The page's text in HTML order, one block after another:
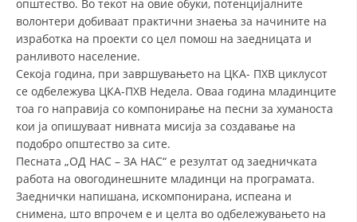
ПОСТЕРИ
ПРЕЗЕНТАЦИИ
општество. Во текот на овие обуки, потенцијалните
волонтери добиваат практични знаења за начините на
изработка на проекти со цел помош на заедницата и
ранливото население.
Секоја година, при завршувањето на ЦКА- ПХВ циклусот
се одбележува ЦКА-ПХВ Недела. Оваа година младинците
тоа го направија со компонирање на песни за хуманоста
кои ја опишуваат нивната мисија за создавање на
подобро општество за сите.
Песната „ОД НАС – ЗА НАС“ е резултат од заедничката
работа на овогодинешните младинци на програмата.
Заеднички напишана, искомпонирана, испеана и
снимена, што впрочем е и целта во одбележувањето на